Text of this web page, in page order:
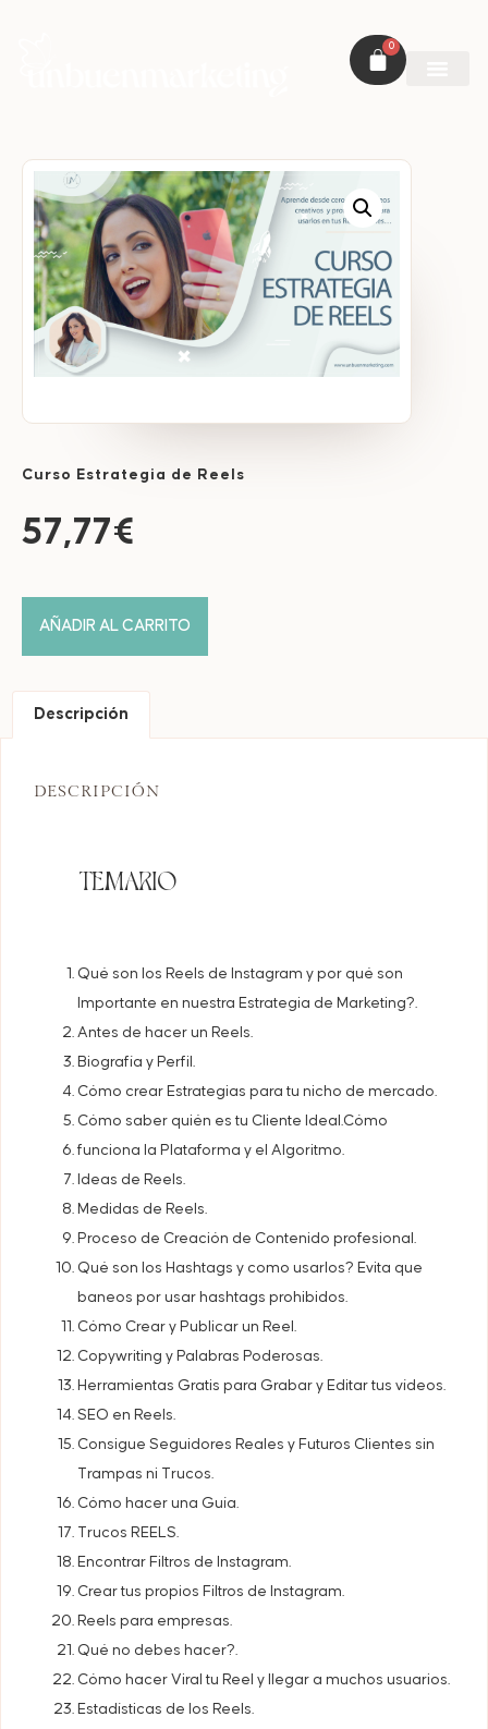
0
Curso Estrategia de Reels
57,77€
AÑADIR AL CARRITO
Descripción
DESCRIPCIÓN
TEMARIO
Qué son los Reels de Instagram y por qué son
Importante en nuestra Estrategia de Marketing?.
Antes de hacer un Reels.
Biografía y Perfil.
Cómo crear Estrategias para tu nicho de mercado.
Cómo saber quién es tu Cliente Ideal.Cómo
funciona la Plataforma y el Algoritmo.
Ideas de Reels.
Medidas de Reels.
Proceso de Creación de Contenido profesional.
Qué son los Hashtags y como usarlos? Evita que
baneos por usar hashtags prohibidos.
Cómo Crear y Publicar un Reel.
Copywriting y Palabras Poderosas.
Herramientas Gratis para Grabar y Editar tus vídeos.
SEO en Reels.
Consigue Seguidores Reales y Futuros Clientes sin
Trampas ni Trucos.
Cómo hacer una Guía.
Trucos REELS.
Encontrar Filtros de Instagram.
Crear tus propios Filtros de Instagram.
Reels para empresas.
Qué no debes hacer?.
Cómo hacer Viral tu Reel y llegar a muchos usuarios.
Estadísticas de los Reels.